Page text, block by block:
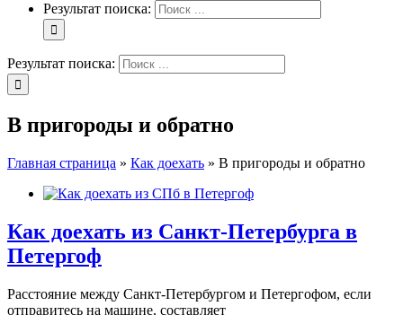
Результат поиска:
Результат поиска:
В пригороды и обратно
Главная страница » Как доехать » В пригороды и обратно
Как доехать из Санкт-Петербурга в
Петергоф
Расстояние между Санкт-Петербургом и Петергофом, если
отправитесь на машине, составляет